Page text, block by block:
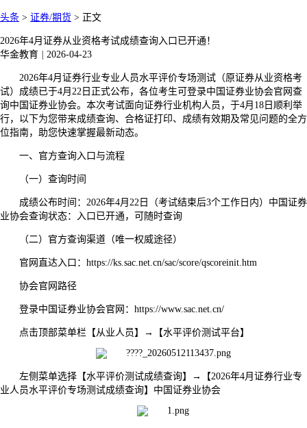
头条 > 证券/期货 > 正文
2026年4月证券从业资格考试成绩查询入口已开通！
华金教育
2026-04-23
2026年4月证券行业专业人员水平评价专场测试（原证券从业资格考
试）成绩已于4月22日正式公布，各位考生可登录中国证券业协会官网查
询中国证券业协会。本次考试面向证券行业机构人员，于4月18日顺利举
行，以下为您带来成绩查询、合格证打印、成绩有效期及常见问题的全方
位指南，助您快速掌握最新动态。
一、官方查询入口与流程
（一）查询时间
成绩公布时间：2026年4月22日（考试结束后3个工作日内）中国证券
业协会查询状态：入口已开通，可随时查询
（二）官方查询渠道（唯一权威途径）
官网直达入口：https://ks.sac.net.cn/sac/score/qscoreinit.htm
协会官网路径
登录中国证券业协会官网：https://www.sac.net.cn/
点击顶部菜单栏【从业人员】→【水平评价测试平台】
左侧菜单选择【水平评价测试成绩查询】→【2026年4月证券行业专
业人员水平评价专场测试成绩查询】中国证券业协会